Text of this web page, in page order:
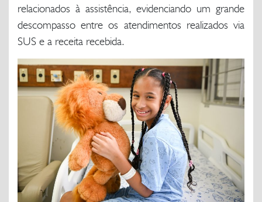
relacionados à assistência, evidenciando um grande
descompasso entre os atendimentos realizados via
SUS e a receita recebida.